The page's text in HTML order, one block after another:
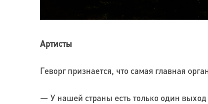
Артисты
Геворг признается, что самая главная
— У нашей страны есть только один